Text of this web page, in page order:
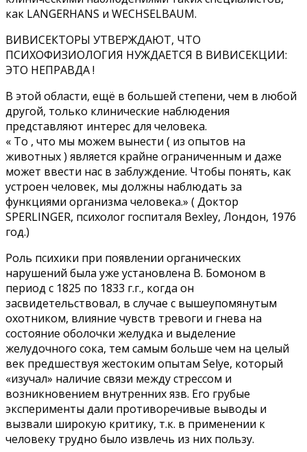
как LANGERHANS и WECHSELBAUM.
ВИВИСЕКТОРЫ УТВЕРЖДАЮТ, ЧТО
ПСИХОФИЗИОЛОГИЯ НУЖДАЕТСЯ В ВИВИСЕКЦИИ:
ЭТО НЕПРАВДА !
В этой области, ещё в большей степени, чем в любой
другой, только клинические наблюдения
представляют интерес для человека.
« То , что мы можем вынести ( из опытов на
животных ) является крайне ограниченным и даже
может ввести нас в заблуждение. Чтобы понять, как
устроен человек, мы должны наблюдать за
функциями организма человека.» ( Доктор
SPERLINGER, психолог госпиталя Bexley, Лондон, 1976
год.)
Роль психики при появлении органических
нарушений была уже установлена В. Бомоном в
период с 1825 по 1833 г.г., когда он
засвидетельствовал, в случае с вышеупомянутым
охотником, влияние чувств тревоги и гнева на
состояние оболочки желудка и выделение
желудочного сока, тем самым больше чем на целый
век предшествуя жестоким опытам Selye, который
«изучал» наличие связи между стрессом и
возникновением внутренних язв. Его грубые
эксперименты дали противоречивые выводы и
вызвали широкую критику, т.к. в применении к
человеку трудно было извлечь из них пользу.